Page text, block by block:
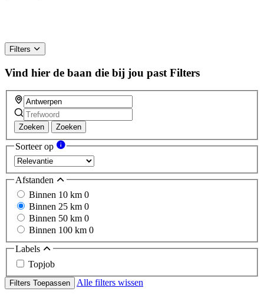
Filters
Vind hier de baan die bij jou past Filters
Zoeken Zoeken
Sorteer op
Afstanden
Binnen 10 km 0
Binnen 25 km 0
Binnen 50 km 0
Binnen 100 km 0
Labels
Topjob
Filters Toepassen Alle filters wissen